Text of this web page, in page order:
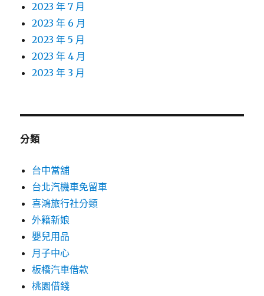
2023 年 7 月
2023 年 6 月
2023 年 5 月
2023 年 4 月
2023 年 3 月
分類
台中當舖
台北汽機車免留車
喜鴻旅行社分類
外籍新娘
嬰兒用品
月子中心
板橋汽車借款
桃園借錢